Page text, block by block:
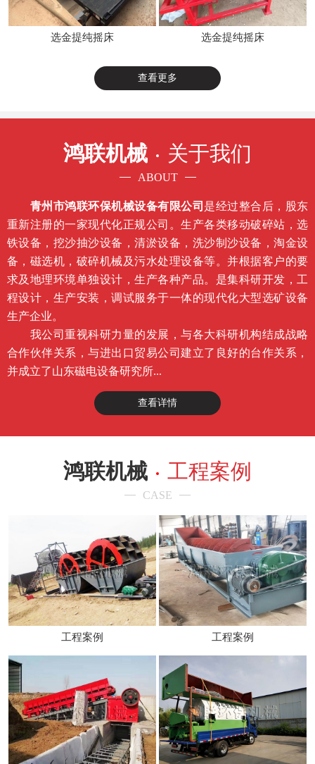
选金提纯摇床 选金提纯摇床
查看更多
鸿联机械 关于我们
ABOUT
青州市鸿联环保机械设备有限公司 是经过整合后，股东
重新注册的一家现代化正规公司。生产各类移动破碎站，选
铁设备，挖沙抽沙设备，清淤设备，洗沙制沙设备，淘金设
备，磁选机，破碎机械及污水处理设备等。并根据客户的要
求及地理环境单独设计，生产各种产品。是集科研开发，工
程设计，生产安装，调试服务于一体的现代化大型选矿设备
生产企业。
我公司重视科研力量的发展，与各大科研机构结成战略
合作伙伴关系，与进出口贸易公司建立了良好的台作关系，
并成立了山东磁电设备研究所...
查看详情
鸿联机械 工程案例
CASE
工程案例 工程案例